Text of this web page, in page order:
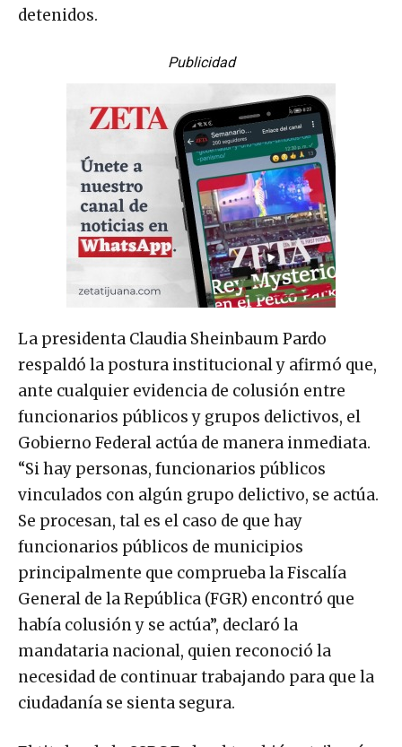
detenidos.
Publicidad
La presidenta Claudia Sheinbaum Pardo
respaldó la postura institucional y afirmó que,
ante cualquier evidencia de colusión entre
funcionarios públicos y grupos delictivos, el
Gobierno Federal actúa de manera inmediata.
“Si hay personas, funcionarios públicos
vinculados con algún grupo delictivo, se actúa.
Se procesan, tal es el caso de que hay
funcionarios públicos de municipios
principalmente que comprueba la Fiscalía
General de la República (FGR) encontró que
había colusión y se actúa”, declaró la
mandataria nacional, quien reconoció la
necesidad de continuar trabajando para que la
ciudadanía se sienta segura.